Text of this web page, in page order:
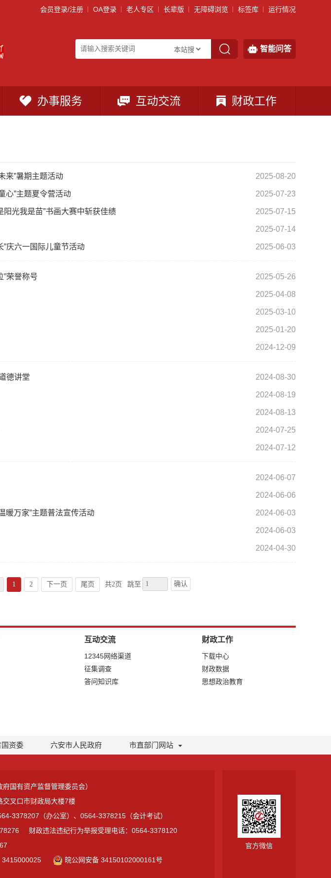
会员登录/注册 OA登录 老人专区 长辈版 无障碍浏览 标签库 运行情况
智能问答
办事服务 互动交流 财政工作
来”暑期主题活动 2025-08-20
心”主题夏令营活动 2025-07-23
光我是苗”书画大赛中斩获佳绩 2025-07-15
2025-07-14
”庆六一国际儿童节活动 2025-06-03
”荣誉称号 2025-05-26
2025-04-08
2025-03-10
2025-01-20
2024-12-09
德讲堂 2024-08-30
2024-08-19
2024-08-13
2024-07-25
2024-07-12
2024-06-07
2024-06-06
暖万家”主题普法宣传活动 2024-06-03
2024-06-03
2024-04-30
1 2 下一页 尾页 共2页 跳至 确认
互动交流
12345网络渠道
征集调查
答问知识库
财政工作
下载中心
财政数据
思想政治教育
资委 六安市人民政府 市直部门网站
国有资产监督管理委员会）
交叉口市财政局大楼7楼
3378207（办公室）、0564-3378215（会计考试）
财政违法违纪行为举报受理电话：0564-3378120
3415000025
皖公网安备 34150102000161号
官方微信